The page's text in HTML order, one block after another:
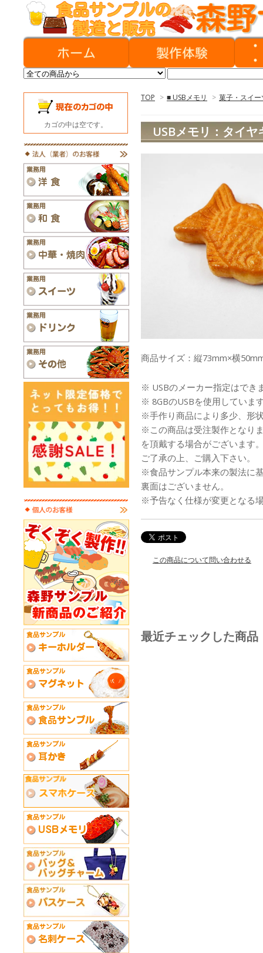
TOP > ■ USBメモリ > 菓子・スイー
USBメモリ：タイヤ
商品サイズ：縦73mm×横
※ USBのメーカー指定はでき
※ 8GBのUSBを使用していま
※手作り商品により多少、形
※この商品は受注製作となり
を頂戴する場合がございます
ご了承の上、ご購入下さい。
※食品サンプル本来の製法に
裏面はございません。
※予告なく仕様が変更となる
この商品について問い合わせる
最近チェックした商品
カゴの中は空です。